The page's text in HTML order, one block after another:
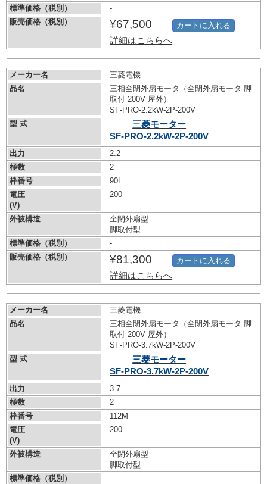
標準価格（税別）
-
販売価格（税別）
¥67,500
詳細はこちらへ
カートに入れる
メーカー名
三菱電機
品名
三相全閉外扇モータ（全閉外扇モータ 脚
取付 200V 屋外）
SF-PRO-2.2kW-2P-200V
型 式
三菱モーター
SF-PRO-2.2kW-2P-200V
出力
2.2
極数
2
枠番号
90L
電圧
(V)
200
外被構造
全閉外扇型
脚取付型
標準価格（税別）
-
販売価格（税別）
¥81,300
詳細はこちらへ
カートに入れる
メーカー名
三菱電機
品名
三相全閉外扇モータ（全閉外扇モータ 脚
取付 200V 屋外）
SF-PRO-3.7kW-2P-200V
型 式
三菱モーター
SF-PRO-3.7kW-2P-200V
出力
3.7
極数
2
枠番号
112M
電圧
(V)
200
外被構造
全閉外扇型
脚取付型
標準価格（税別）
-